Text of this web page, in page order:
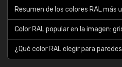
Resumen de los colores RAL más
Color RAL popular en la imagen:
¿Qué color RAL elegir para